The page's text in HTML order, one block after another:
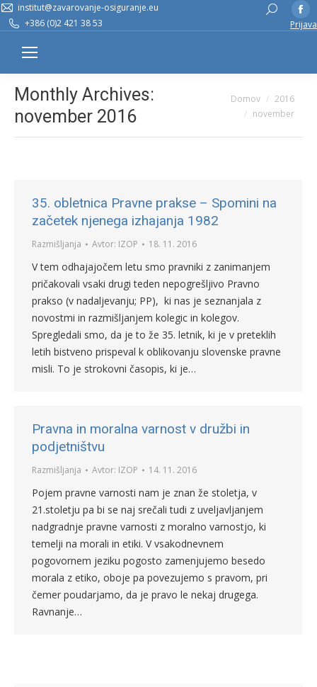
institut@zavarovanje-osiguranje.eu
+386 (0)2 421 38 53
Search:
Prijava
Monthly Archives:
november 2016
You are here:
Domov
2016
november
35. obletnica Pravne prakse – Spomini na
začetek njenega izhajanja 1982
Razmišljanja Avtor: IZOP 18. 11. 2016
V tem odhajajočem letu smo pravniki z zanimanjem
pričakovali vsaki drugi teden nepogrešljivo Pravno
prakso (v nadaljevanju; PP), ki nas je seznanjala z
novostmi in razmišljanjem kolegic in kolegov.
Spregledali smo, da je to že 35. letnik, ki je v preteklih
letih bistveno prispeval k oblikovanju slovenske pravne
misli. To je strokovni časopis, ki je…
Pravna in moralna varnost v družbi in
podjetništvu
Razmišljanja Avtor: IZOP 14. 11. 2016
Pojem pravne varnosti nam je znan že stoletja, v
21.stoletju pa bi se naj srečali tudi z uveljavljanjem
nadgradnje pravne varnosti z moralno varnostjo, ki
temelji na morali in etiki. V vsakodnevnem
pogovornem jeziku pogosto zamenjujemo besedo
morala z etiko, oboje pa povezujemo s pravom, pri
čemer poudarjamo, da je pravo le nekaj drugega.
Ravnanje…